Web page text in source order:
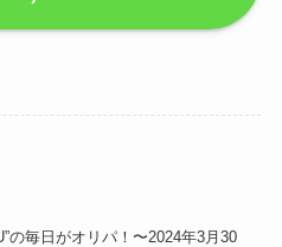
の毎日がオリパ！〜2024年3月30